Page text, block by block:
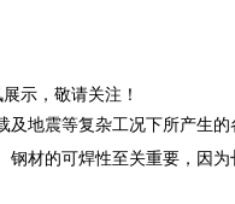
示，敬请关注！
地震等复杂工况下所产生
钢材的可焊性至关重要，因为